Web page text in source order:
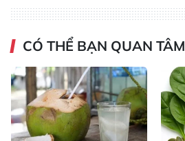
CÓ THỂ BẠN QUAN TÂM